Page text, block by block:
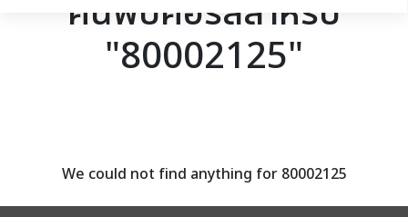
โปรโมชั่น
assignment ลงทะเบียน
ค้นพบคอร์สสำหรับ
"80002125"
We could not find anything for 80002125